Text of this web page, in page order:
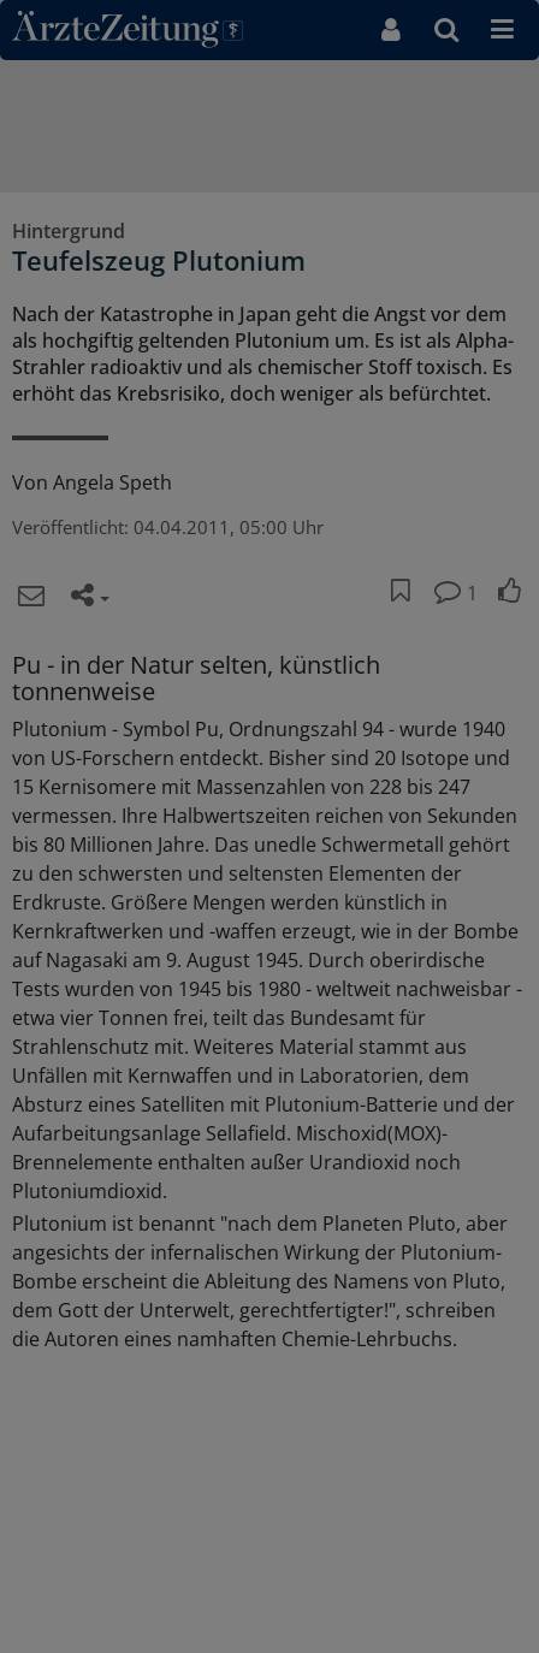
Direkt zum Inhaltsbereich
Hintergrund
Teufelszeug Plutonium
Nach der Katastrophe in Japan geht die Angst vor dem
als hochgiftig geltenden Plutonium um. Es ist als Alpha-
Strahler radioaktiv und als chemischer Stoff toxisch. Es
erhöht das Krebsrisiko, doch weniger als befürchtet.
Von Angela Speth
Veröffentlicht: 04.04.2011, 05:00 Uhr
1
Pu - in der Natur selten, künstlich
tonnenweise
Plutonium - Symbol Pu, Ordnungszahl 94 - wurde 1940
von US-Forschern entdeckt. Bisher sind 20 Isotope und
15 Kernisomere mit Massenzahlen von 228 bis 247
vermessen. Ihre Halbwertszeiten reichen von Sekunden
bis 80 Millionen Jahre. Das unedle Schwermetall gehört
zu den schwersten und seltensten Elementen der
Erdkruste. Größere Mengen werden künstlich in
Kernkraftwerken und -waffen erzeugt, wie in der Bombe
auf Nagasaki am 9. August 1945. Durch oberirdische
Tests wurden von 1945 bis 1980 - weltweit nachweisbar -
etwa vier Tonnen frei, teilt das Bundesamt für
Strahlenschutz mit. Weiteres Material stammt aus
Unfällen mit Kernwaffen und in Laboratorien, dem
Absturz eines Satelliten mit Plutonium-Batterie und der
Aufarbeitungsanlage Sellafield. Mischoxid(MOX)-
Brennelemente enthalten außer Urandioxid noch
Plutoniumdioxid.
Plutonium ist benannt "nach dem Planeten Pluto, aber
angesichts der infernalischen Wirkung der Plutonium-
Bombe erscheint die Ableitung des Namens von Pluto,
dem Gott der Unterwelt, gerechtfertigter!", schreiben
die Autoren eines namhaften Chemie-Lehrbuchs.